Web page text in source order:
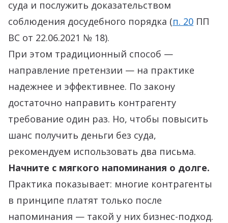
суда и послужить доказательством
соблюдения досудебного порядка (п. 20 ПП
ВС от 22.06.2021 № 18).
При этом традиционный способ —
направление претензии — на практике
надежнее и эффективнее. По закону
достаточно направить контрагенту
требование один раз. Но, чтобы повысить
шанс получить деньги без суда,
рекомендуем использовать два письма.
Начните с мягкого напоминания о долге.
Практика показывает: многие контрагенты
в принципе платят только после
напоминания — такой у них бизнес-подход.